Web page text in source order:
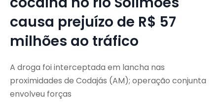
causa prejuízo de R$ 57
milhões ao tráfico
A droga foi interceptada em lancha nas
proximidades de Codajás (AM); operação conjunta
envolveu forças